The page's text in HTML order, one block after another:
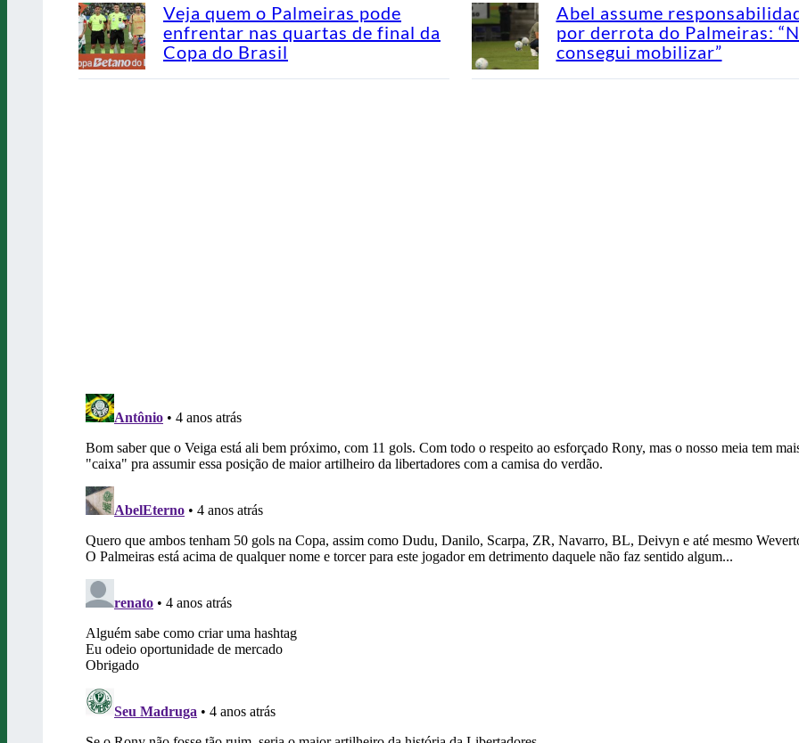
Veja quem o Palmeiras pode
enfrentar nas quartas de final da
Copa do Brasil
Abel assume
por derrota do Palmeiras:
consegui mobilizar”